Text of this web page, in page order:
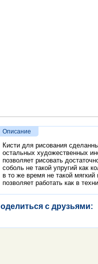
Описание
Кисти для рисования
остальных художественных
позволяет рисовать
соболь не такой упругий как
в то же время не такой
позволяет работать как в
с друзьями: